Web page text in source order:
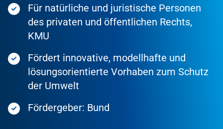
Für natürliche und juristische Personen
des privaten und öffentlichen Rechts,
KMU
Fördert innovative, modellhafte und
lösungsorientierte Vorhaben zum Schutz
der Umwelt
Fördergeber: Bund